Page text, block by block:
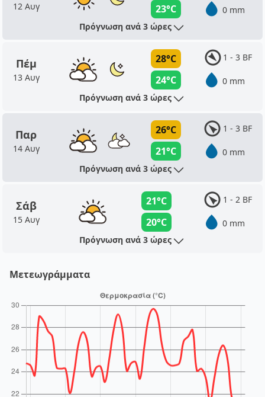
12 Αυγ
23°C
0 mm
Πρόγνωση ανά 3 ώρες
Πέμ
13 Αυγ
28°C
24°C
1 - 3 BF
0 mm
Πρόγνωση ανά 3 ώρες
Παρ
14 Αυγ
26°C
21°C
1 - 3 BF
0 mm
Πρόγνωση ανά 3 ώρες
Σάβ
15 Αυγ
21°C
20°C
1 - 2 BF
0 mm
Πρόγνωση ανά 3 ώρες
Μετεωγράμματα